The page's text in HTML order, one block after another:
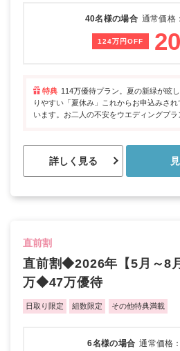
40名様の場合 通常価格
124万円OFF
特典 114万優待プラン。夏の新緑が眩
りやすい「夏休み」これからお申込みさ
います。お二人の不安をウエディングプラ
詳しく見る
直前割
直前割◆2026年【5月～8
万◆47万優待
日取り限定 組数限定 その他特典満載
6名様の場合 通常価格